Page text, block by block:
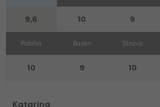
9,6 10 9
Poloha
10
Bazén
9
Strava
10
Katarína